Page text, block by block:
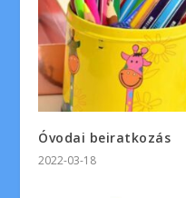
Óvodai beiratkozás
2022-03-18